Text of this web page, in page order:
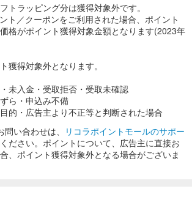
トラッピング分は獲得対象外です。
ト／クーポンをご利用された場合、ポイント
格がポイント獲得対象金額となります(2023年
獲得対象外となります。
未入金・受取拒否・受取未確認
ら・申込み不備
的・広告主より不正等と判断された場合
い合わせは、
リコラポイントモールのサポー
ださい。ポイントについて、広告主に直接お
、ポイント獲得対象外となる場合がございま